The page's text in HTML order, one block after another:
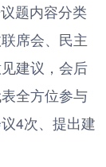
题内容分类
席会、民主
建议，会后
全方位参与
4次、提出建